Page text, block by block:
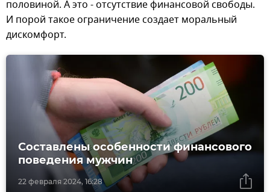
половиной. А это - отсутствие финансовой свободы.
И порой такое ограничение создает моральный
дискомфорт.
22 февраля 2024, 16:28
Составлены особенности финансового
поведения мужчин